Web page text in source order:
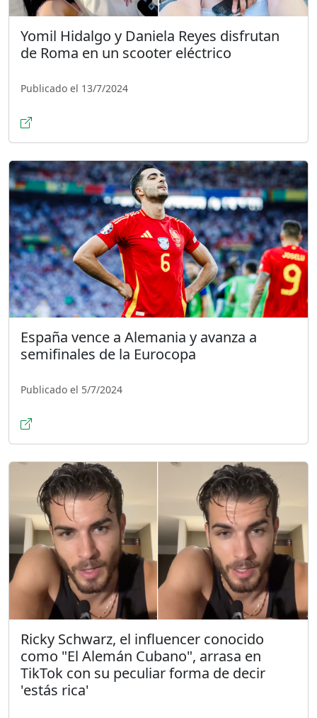
Yomil Hidalgo y Daniela Reyes disfrutan
de Roma en un scooter eléctrico
Publicado el 13/7/2024
España vence a Alemania y avanza a
semifinales de la Eurocopa
Publicado el 5/7/2024
Ricky Schwarz, el influencer conocido
como "El Alemán Cubano", arrasa en
TikTok con su peculiar forma de decir
'estás rica'